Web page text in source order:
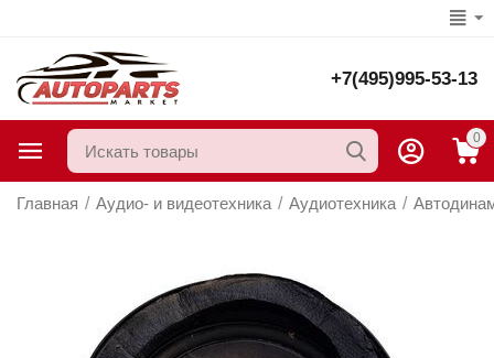
+7(495)995-53-13
0
Главная / Аудио- и видеотехника / Аудиотехника /